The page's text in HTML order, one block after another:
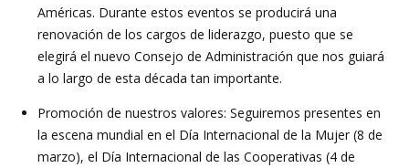
Américas. Durante estos eventos se producirá una
renovación de los cargos de liderazgo, puesto que se
elegirá el nuevo Consejo de Administración que nos guiará
a lo largo de esta década tan importante.
Promoción de nuestros valores: Seguiremos presentes en
la escena mundial en el Día Internacional de la Mujer (8 de
marzo), el Día Internacional de las Cooperativas (4 de